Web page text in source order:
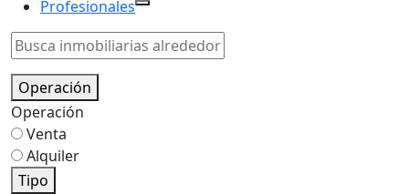
Profesionales
Operación
Operación
Venta
Alquiler
Tipo